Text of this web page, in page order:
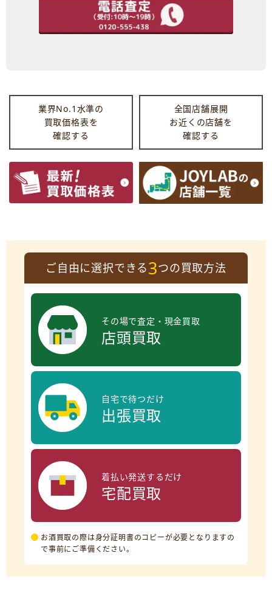
業界No.1水準の
買取価格表を
確認する
全国店舗展開
お近くの店舗を
確認する
ご自由に選択できる3つの買取方法
その場で査定・現金買取
店頭買取
自宅で待つだけ
出張買取
着払い発送するだけ
宅配買取
お酒買取の際は身分証明書のコピーが必要となりますの
で事前にご準備ください。